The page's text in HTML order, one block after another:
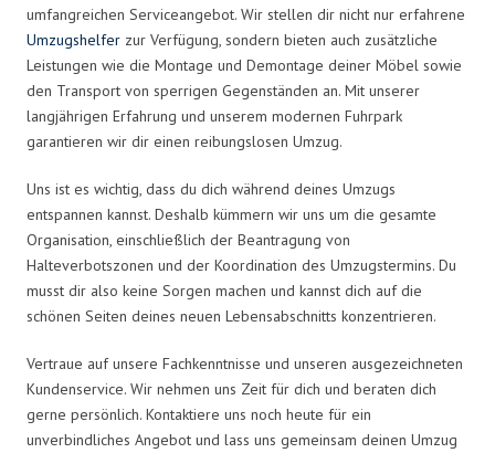
umfangreichen Serviceangebot. Wir stellen dir nicht nur erfahrene
Umzugshelfer zur Verfügung, sondern bieten auch zusätzliche
Leistungen wie die Montage und Demontage deiner Möbel sowie
den Transport von sperrigen Gegenständen an. Mit unserer
langjährigen Erfahrung und unserem modernen Fuhrpark
garantieren wir dir einen reibungslosen Umzug.
Uns ist es wichtig, dass du dich während deines Umzugs
entspannen kannst. Deshalb kümmern wir uns um die gesamte
Organisation, einschließlich der Beantragung von
Halteverbotszonen und der Koordination des Umzugstermins. Du
musst dir also keine Sorgen machen und kannst dich auf die
schönen Seiten deines neuen Lebensabschnitts konzentrieren.
Vertraue auf unsere Fachkenntnisse und unseren ausgezeichneten
Kundenservice. Wir nehmen uns Zeit für dich und beraten dich
gerne persönlich. Kontaktiere uns noch heute für ein
unverbindliches Angebot und lass uns gemeinsam deinen Umzug